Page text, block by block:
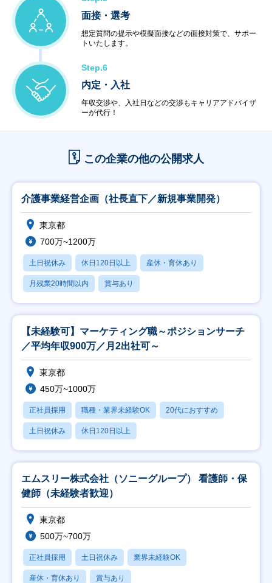
面接・選考
想定質問の提示や模擬面接などの面接対策で、サポー
トいたします。
Step.6
内定・入社
年収交渉や、入社日などの交渉もキャリアアドバイザ
ーが代行！
この企業の他の公開求人
介護事業経営企画（社長直下／新規事業開発）
東京都
700万~1200万
土日祝休み 休日120日以上 産休・育休あり
月残業20時間以内 賞与あり
【未経験可】マーケティング職～ポジションサーチ
／平均年収900万／月2出社可～
東京都
450万~1000万
正社員採用 職種・業界未経験OK 20代におすすめ
土日祝休み 休日120日以上
エムスリー株式会社（ソニーグループ） 看護師・保
健師（未経験者歓迎）
東京都
500万~700万
正社員採用 土日祝休み 業界未経験OK
産休・育休あり 賞与あり